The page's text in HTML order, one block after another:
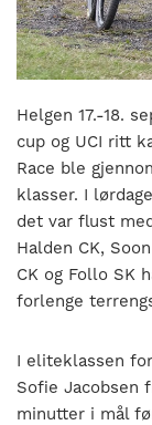
til
bli
en
folkesport.
Helgen 17.-18.
cup og UCI ritt
Race ble
klasser. I
det var flust
Halden CK,
CK og Follo SK
forlenge
I eliteklassen
Sofie Jacobsen
minutter i mål